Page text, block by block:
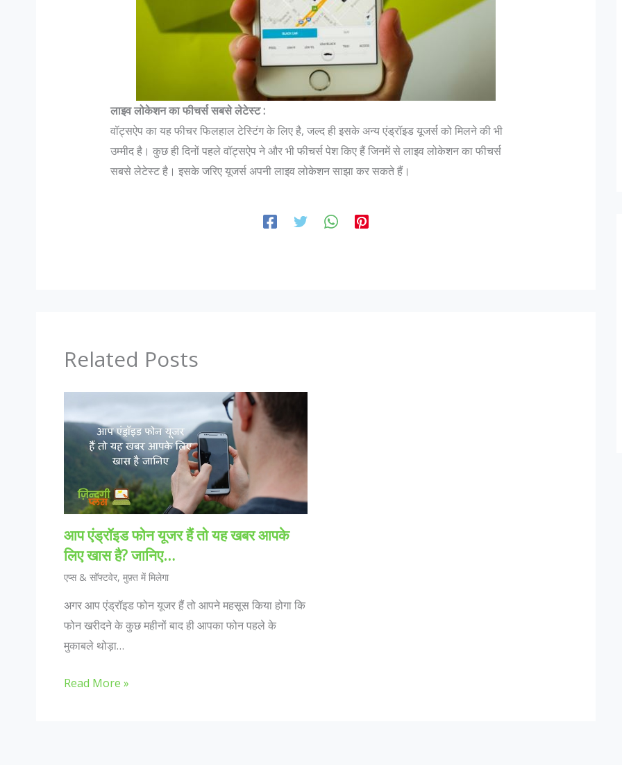
लाइव लोकेशन का फीचर्स सबसे लेटेस्ट :
वॉट्सऐप का यह फीचर फिलहाल टेस्टिंग के लिए है, जल्द ही इसके अन्य एंड्रॉइड यूजर्स को मिलने की भी
उम्मीद है। कुछ ही दिनों पहले वॉट्सऐप ने और भी फीचर्स पेश किए हैं जिनमें से लाइव लोकेशन का फीचर्स
सबसे लेटेस्ट है। इसके जरिए यूजर्स अपनी लाइव लोकेशन साझा कर सकते हैं।
Related Posts
आप एंड्रॉइड फोन यूजर हैं तो यह खबर आपके
लिए खास है? जानिए…
एप्स & सॉफ्टवेर, मुफ़्त में मिलेगा
अगर आप एंड्रॉइड फोन यूजर हैं तो आपने महसूस किया होगा कि
फोन खरीदने के कुछ महीनों बाद ही आपका फोन पहले के
मुकाबले थोड़ा…
Read More »